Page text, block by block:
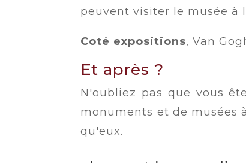
peuvent visiter le musée à
Coté expositions, Van
Et après ?
N'oubliez pas que vous
monuments et de musées
qu'eux.